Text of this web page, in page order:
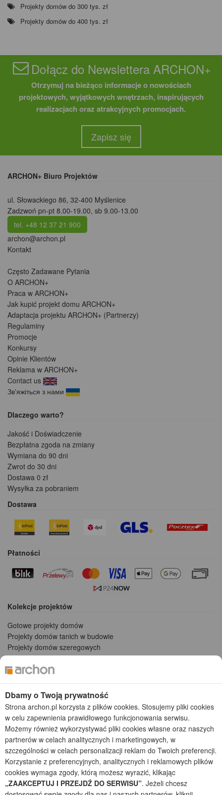
Projekty domów do 300 tys. zł
Projekty domów do 400 tys. zł
Dołącz do Newslettera ARCHON+
Otrzymuj na bieżąco informacje o nowościach
projektowych, wyjątkowych wnętrzach, inspirujących
realizacjach oraz atrakcyjnych promocjach.
Zapisz się
ARCHON+ Biuro Projektów
ul. Słowackiego 86, 32-400 Myślenice
Zadzwoń pn-pt 8.00-19.00, sb 9.00-13.00
tel. +48 12 37 21 900
archon@archon.pl
Kontakt
Często Zadawane Pytania
O ARCHON+
Praca w ARCHON+
Jak kupić projekt domu ARCHON+
Adaptacja projektu ARCHON+ (Partnerzy)
Regulaminy
Promocje
Konkursy
Opinie Klientów
Reklama w ARCHON+
Contact us
Зв'яжіться з нами
Dlaczego warto?
Jakość i Doświadczenie
Bezpłatna zgoda na zmiany
Wymiana do 90 dni
Zwrot do 30 dni
Dostawa 0 zł
Wysyłka za pobraniem
Dostawa
Płatności
Kolekcje projektów
Gotowe projekty domów
Projekty domów tanich w budowie
Projekty domów szeregowych
Projekty małych domów (do 150 m2)
Projekty domów wielorodzinnych
Projekty domów nowoczesnych
Projekty domów parterowych
2026 © ARCHON+ Biuro Projektów - Tradycyjne i nowoczesne gotowe
projekty domów - autorska pracownia architektoniczna założona w 1990r.
przez arch. Barbarę Mendel
Z uwagi na ciągłe doskonalenie procesu powstawania projektów (zgodnie z
normą ISO 9001), prezentowane na stronie projekty domów mogą
nieznacznie różnić się od dokumentacji technicznej.
Informujemy, iż w celu optymalizacji treści dostępnych w naszym sklepie,
Dbamy o Twoją prywatność
Strona archon.pl korzysta z plików cookies. Stosujemy pliki cookies
w celu zapewnienia prawidłowego funkcjonowania serwisu.
Możemy również wykorzystywać pliki cookies własne oraz naszych
partnerów w celach analitycznych i marketingowych, w
szczególności w celach personalizacji reklam do Twoich preferencji.
Korzystanie z preferencyjnych, analitycznych i reklamowych plików
cookies wymaga zgody, którą możesz wyrazić, klikając
„ZAAKCEPTUJ I PRZEJDŹ DO SERWISU”. Jeżeli chcesz